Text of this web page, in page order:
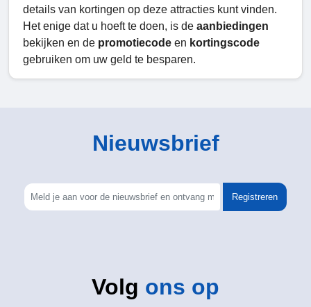
details van kortingen op deze attracties kunt vinden.
Het enige dat u hoeft te doen, is de aanbiedingen
bekijken en de promotiecode en kortingscode
gebruiken om uw geld te besparen.
Nieuwsbrief
Registreren
Volg ons op